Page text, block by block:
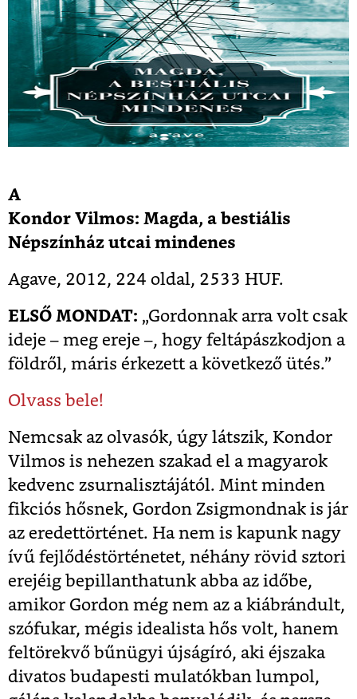
A
Kondor Vilmos: Magda, a bestiális
Népszínház utcai mindenes
Agave, 2012, 224 oldal, 2533 HUF.
ELSŐ MONDAT: „Gordonnak arra volt csak
ideje – meg ereje –, hogy feltápászkodjon a
földről, máris érkezett a következő ütés.”
Olvass bele!
Nemcsak az olvasók, úgy látszik, Kondor
Vilmos is nehezen szakad el a magyarok
kedvenc zsurnalisztájától. Mint minden
fikciós hősnek, Gordon Zsigmondnak is jár
az eredettörténet. Ha nem is kapunk nagy
ívű fejlődéstörténetet, néhány rövid sztori
erejéig bepillanthatunk abba az időbe,
amikor Gordon még nem az a kiábrándult,
szófukar, mégis idealista hős volt, hanem
feltörekvő bűnügyi újságíró, aki éjszaka
divatos budapesti mulatókban lumpol,